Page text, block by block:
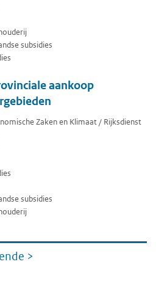
subsidies
aankoop
Zaken en Klimaat / Rijksdienst
subsidies
>